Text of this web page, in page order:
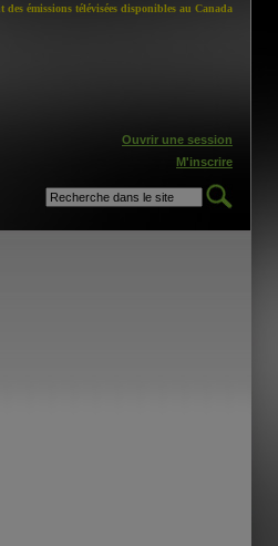
des émissions télévisées disponibles au Canada
Ouvrir une session
M'inscrire